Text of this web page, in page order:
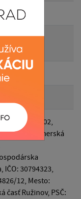
Reset
IČO: 00328502,
Mesto: Gemerská
30794323,
12, Mesto:
časť Ružinov, PSČ: